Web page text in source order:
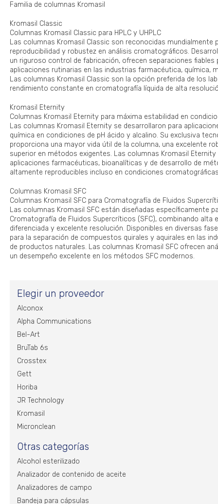
Familia de columnas Kromasil
Kromasil Classic
Columnas Kromasil Classic para HPLC y UHPLC
Las columnas Kromasil Classic son reconocidas mundialmente
reproducibilidad y robustez en análisis cromatográficos.
un riguroso control de fabricación, ofrecen separaciones
aplicaciones rutinarias en las industrias farmacéutica, química,
Las columnas Kromasil Classic son la opción preferida de los
rendimiento constante en cromatografía líquida de alta
Kromasil Eternity
Columnas Kromasil Eternity para máxima estabilidad en
Las columnas Kromasil Eternity se desarrollaron para
química en condiciones de pH ácido y alcalino. Su exclusiva
proporciona una mayor vida útil de la columna, una excelente
superior en métodos exigentes. Las columnas Kromasil
aplicaciones farmacéuticas, bioanalíticas y de desarrollo de
altamente reproducibles incluso en condiciones
Columnas Kromasil SFC
Columnas Kromasil SFC para Cromatografía de Fluidos
Las columnas Kromasil SFC están diseñadas específicamente
Cromatografía de Fluidos Supercríticos (SFC), combinando alta
diferenciada y excelente resolución. Disponibles en diversas
para la separación de compuestos quirales y aquirales en las
de productos naturales. Las columnas Kromasil SFC ofrecen
un desempeño excelente en los métodos SFC modernos.
Elegir un proveedor
Alconox
Alpha Communications
Bel-Art
BruTab 6s
Crosstex
Gett
Horiba
JR Technology
Kromasil
Micronclean
Otras categorías
Alcohol esterilizado
Analizador de contenido de aceite
Analizadores de campo
Bandeja para cápsulas